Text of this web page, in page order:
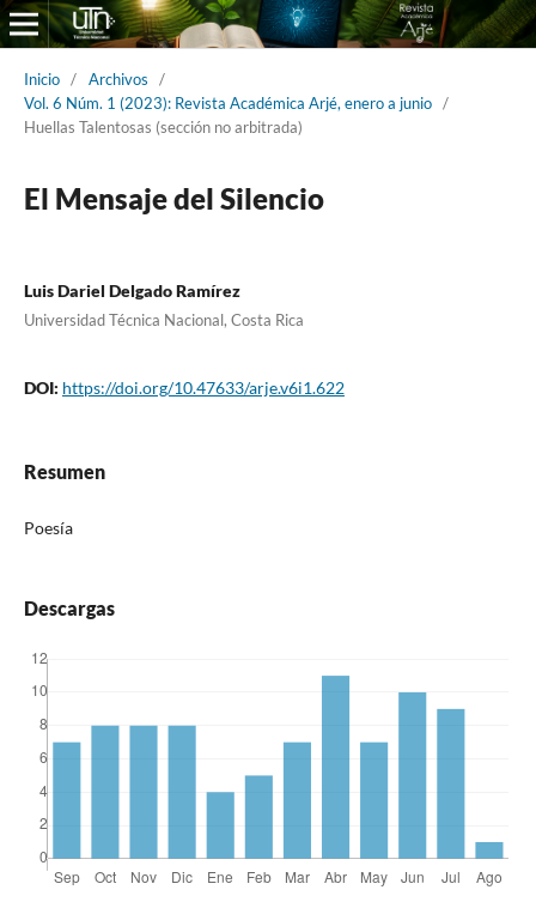
Inicio / Archivos
/
Vol. 6 Núm. 1 (2023): Revista Académica Arjé, enero a junio /
Huellas Talentosas (sección no arbitrada)
El Mensaje del Silencio
Luis Dariel Delgado Ramírez
Universidad Técnica Nacional, Costa Rica
DOI: https://doi.org/10.47633/arje.v6i1.622
Resumen
Poesía
Descargas